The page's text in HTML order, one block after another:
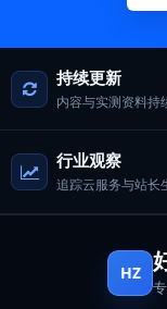
持续更新
内容与实测资料持
行业观察
追踪云服务与站长
HZ